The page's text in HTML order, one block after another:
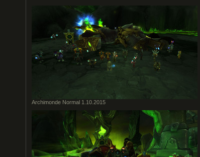
Archimonde Normal 1.10.2015